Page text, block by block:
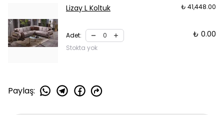
Lizay L Koltuk ₺ 41,448.00
Adet: ₺ 0.00
Stokta yok
Paylaş: